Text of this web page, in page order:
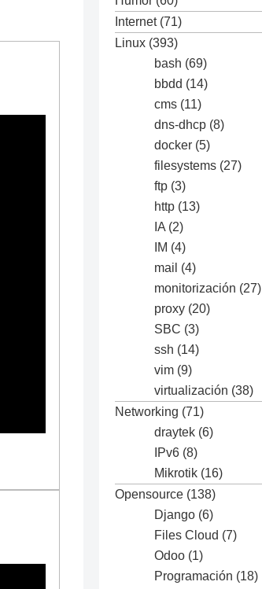
Internet(71)
Linux (393)
bash (69)
bbdd (14)
cms (11)
dns-dhcp (8)
docker (5)
filesystems (27)
ftp (3)
http (13)
IA (2)
IM (4)
mail (4)
monitorización (27)
proxy (20)
SBC (3)
ssh (14)
vim (9)
virtualización (38)
Networking (71)
draytek (6)
IPv6 (8)
Mikrotik (16)
Opensource (138)
Django (6)
Files Cloud (7)
Odoo (1)
Programación (18)